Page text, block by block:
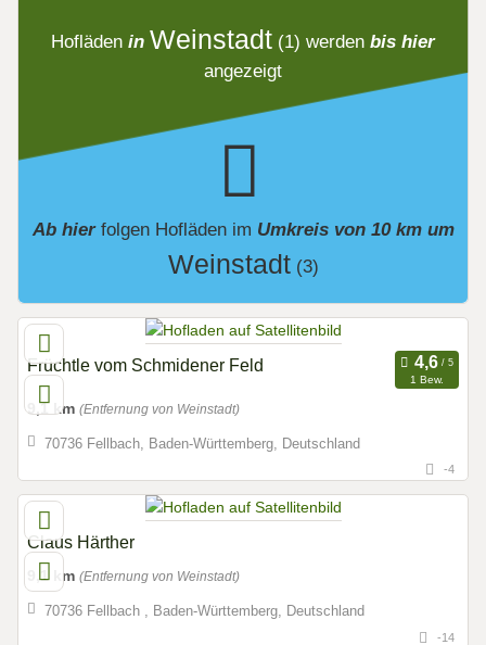
Hofläden in Weinstadt (1) werden bis hier
angezeigt
Ab hier folgen Hoflädenim Umkreis von 10 km um
Weinstadt (3)
Früchtle vom Schmidener Feld
1 Bew.
9,1 km (Entfernung von Weinstadt)
70736 Fellbach, Baden-Württemberg, Deutschland
-4
Claus Härther
9,1 km (Entfernung von Weinstadt)
70736 Fellbach , Baden-Württemberg, Deutschland
-14